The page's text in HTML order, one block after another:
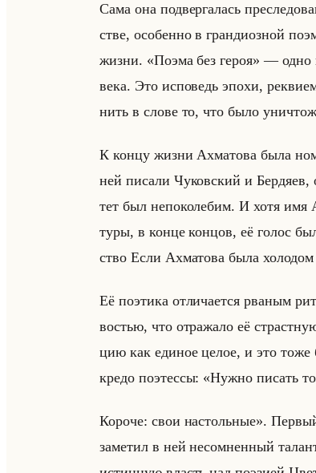
Сама она под­вер­га­лась
стве, осо­бен­но в гран­ди­оз­ной
жизни. «Поэма без героя» — одно
века. Это ис­по­ведь эпохи,
нить в слове то, что было
К концу жизни Ах­ма­то­ва была
ней пи­са­ли Чу­ков­ский и
тет был непо­ко­ле­бим. И хотя имя
ту­ры, в конце кон­цов, её голос
ство Если Ах­ма­то­ва была
Её по­эти­ка от­ли­ча­ет­ся рва­ным
во­стью, что от­ра­жа­ло её
цию как еди­ное целое, и это
кредо по­этес­сы: «Нужно писать
Короче: свои настольные».
за­ме­тил в ней несо­мнен­ный